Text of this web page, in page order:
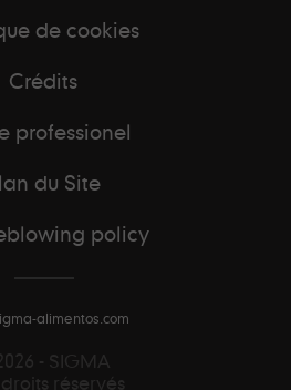
de cookies
Crédits
professionel
du Site
policy
alimentos.com
- SIGMA
droits réservés